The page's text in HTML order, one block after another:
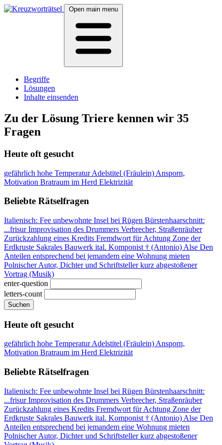
Open main menu
Begriffe
Lösungen
Inhalte einsenden
Zu der Lösung Triere kennen wir 35
Fragen
Heute oft gesucht
gefährlich hohe TemperaturAdelstitel (Fräulein) Ansporn,
Motivation Bratraum im Herd Elektrizität
Beliebte Rätselfragen
Italienisch: Fee unbewohnte Insel bei Rügen Bürstenhaarschnitt:
...frisurImprovisation des Drummers Verbrecher, Straßenräuber
Zurückzahlung eines Kredits Fremdwort für Achtung Zone der
Erdkruste Sakrales Bauwerk ital. Komponist † (Antonio) Alse Den
Anteilen entsprechend bei jemandem eine Wohnung mieten
Polnischer Autor, Dichter und Schriftstellerkurz abgestoßener
Vortrag (Musik)
enter-question
letters-count
Suchen
Heute oft gesucht
gefährlich hohe TemperaturAdelstitel (Fräulein)Ansporn,
Motivation Bratraum im Herd Elektrizität
Beliebte Rätselfragen
Italienisch: Fee unbewohnte Insel bei Rügen Bürstenhaarschnitt:
...frisurImprovisation des Drummers Verbrecher, Straßenräuber
Zurückzahlung eines Kredits Fremdwort für Achtung Zone der
Erdkruste Sakrales Bauwerk ital. Komponist † (Antonio) Alse Den
Anteilen entsprechend bei jemandem eine Wohnung mieten
Polnischer Autor, Dichter und Schriftstellerkurz abgestoßener